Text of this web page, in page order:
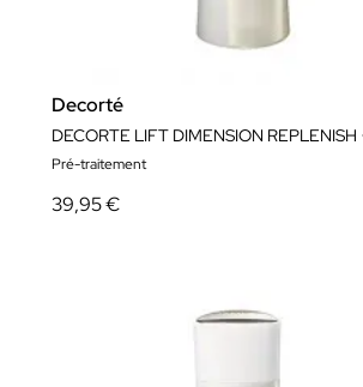
Decorté
Pré-traitement
39,95 €